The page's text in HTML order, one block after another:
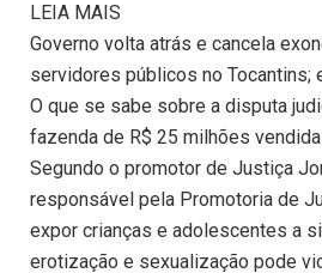
LEIA MAIS
Governo volta atrás e cancela
servidores públicos no Tocantins;
O que se sabe sobre a disputa
fazenda de R$ 25 milhões
Segundo o promotor de Justiça
responsável pela Promotoria de
expor crianças e adolescentes a
erotização e sexualização pode